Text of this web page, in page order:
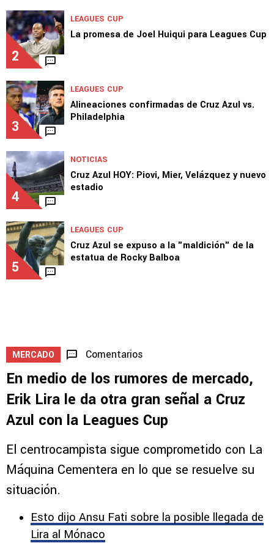
2
LEAGUES CUP
La promesa de Joel Huiqui para Leagues Cup
3
LEAGUES CUP
Alineaciones confirmadas de Cruz Azul vs.
Philadelphia
4
NOTICIAS
Cruz Azul HOY: Piovi, Mier, Velázquez y nuevo
estadio
5
LEAGUES CUP
Cruz Azul se expuso a la "maldición" de la
estatua de Rocky Balboa
MERCADO Comentarios
En medio de los rumores de mercado,
Erik Lira le da otra gran señal a Cruz
Azul con la Leagues Cup
El centrocampista sigue comprometido con La
Máquina Cementera en lo que se resuelve su
situación.
Esto dijo Ansu Fati sobre la posible llegada de
Lira al Mónaco